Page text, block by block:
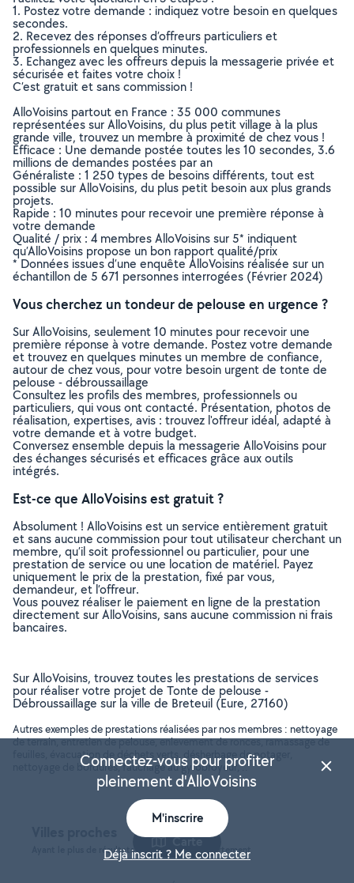
1. Postez votre demande : indiquez votre besoin en quelques
secondes.
2. Recevez des réponses d’offreurs particuliers et
professionnels en quelques minutes.
3. Echangez avec les offreurs depuis la messagerie privée et
sécurisée et faites votre choix !
C’est gratuit et sans commission !
AlloVoisins partout en France : 35 000 communes
représentées sur AlloVoisins, du plus petit village à la plus
grande ville, trouvez un membre à proximité de chez vous !
Efficace : Une demande postée toutes les 10 secondes, 3.6
millions de demandes postées par an
Généraliste : 1 250 types de besoins différents, tout est
possible sur AlloVoisins, du plus petit besoin aux plus grands
projets.
Rapide : 10 minutes pour recevoir une première réponse à
votre demande
Qualité / prix : 4 membres AlloVoisins sur 5* indiquent
qu’AlloVoisins propose un bon rapport qualité/prix
* Données issues d’une enquête AlloVoisins réalisée sur un
échantillon de 5 671 personnes interrogées (Février 2024)
Vous cherchez un tondeur de pelouse en urgence ?
Sur AlloVoisins, seulement 10 minutes pour recevoir une
première réponse à votre demande. Postez votre demande
et trouvez en quelques minutes un membre de confiance,
autour de chez vous, pour votre besoin urgent de tonte de
pelouse - débroussaillage
Consultez les profils des membres, professionnels ou
particuliers, qui vous ont contacté. Présentation, photos de
réalisation, expertises, avis : trouvez l'offreur idéal, adapté à
votre demande et à votre budget.
Conversez ensemble depuis la messagerie AlloVoisins pour
des échanges sécurisés et efficaces grâce aux outils
intégrés.
Est-ce que AlloVoisins est gratuit ?
Absolument ! AlloVoisins est un service entièrement gratuit
et sans aucune commission pour tout utilisateur cherchant un
membre, qu’il soit professionnel ou particulier, pour une
prestation de service ou une location de matériel. Payez
uniquement le prix de la prestation, fixé par vous,
demandeur, et l’offreur.
Vous pouvez réaliser le paiement en ligne de la prestation
directement sur AlloVoisins, sans aucune commission ni frais
bancaires.
Sur AlloVoisins, trouvez toutes les prestations de services
pour réaliser votre projet de Tonte de pelouse -
Débroussaillage sur la ville de Breteuil (Eure, 27160)
Autres exemples de prestations réalisées par nos membres : nettoyage
de terrain, entretien de pelouse, enlevement de ronces, ramassage de
feuilles, évacuation de déchets verts, désherbage de potager,
nettoyage de bordures, fauchage au gyrobroyeur, ..
Ayant le plus de résultats, dans le même département
Carte
Connectez-vous pour profiter
pleinement d'AlloVoisins
M'inscrire
Déjà inscrit ? Me connecter